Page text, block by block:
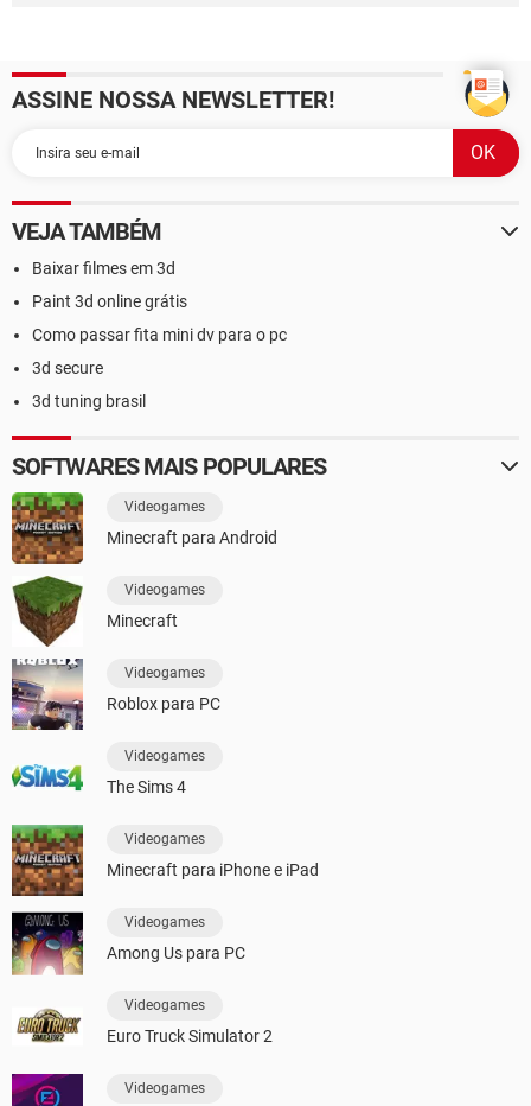
ASSINE NOSSA NEWSLETTER!
VEJA TAMBÉM
Baixar filmes em 3d
Paint 3d online grátis
Como passar fita mini dv para o pc
3d secure
3d tuning brasil
SOFTWARES MAIS POPULARES
Videogames
Minecraft para Android
Videogames
Minecraft
Videogames
Roblox para PC
Videogames
The Sims 4
Videogames
Minecraft para iPhone e iPad
Videogames
Among Us para PC
Videogames
Euro Truck Simulator 2
Videogames